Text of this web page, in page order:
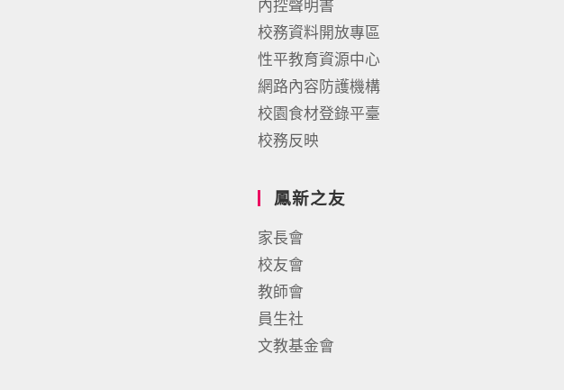
內控聲明書
校務資料開放專區
性平教育資源中心
網路內容防護機構
校園食材登錄平臺
校務反映
鳳新之友
家長會
校友會
教師會
員生社
文教基金會